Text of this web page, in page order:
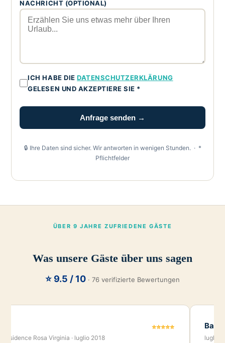
NACHRICHT (OPTIONAL)
ICH HABE DIEDATENSCHUTZERKLÄRUNG
GELESEN UND AKZEPTIERE SIE *
Anfrage senden →
🔒 Ihre Daten sind sicher. Wir antworten in wenigen Stunden. · *
Pflichtfelder
ÜBER 9 JAHRE ZUFRIEDENE GÄSTE
Was unsere Gäste über uns sagen
⭐ 9.5 / 10 · 76 verifizierte Bewertungen
Residence Rosa Virginia · luglio 2018
⭐⭐⭐⭐⭐
luglio